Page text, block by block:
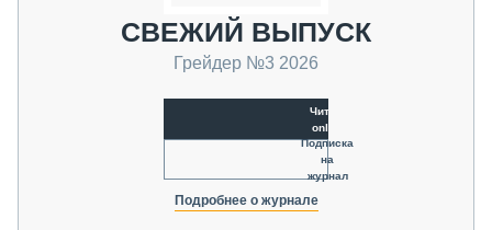
СВЕЖИЙ ВЫПУСК
Грейдер №3 2026
Читать
online
Подписка
на
журнал
Подробнее о журнале